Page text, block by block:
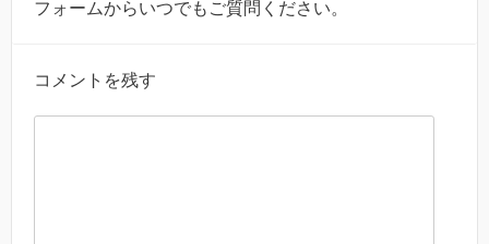
フォームからいつでもご質問ください。
コメントを残す